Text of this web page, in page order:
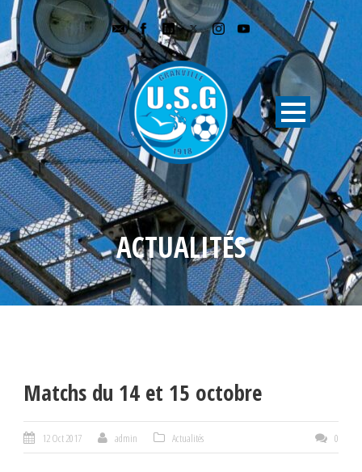
ACTUALITÉS
Matchs du 14 et 15 octobre
12 Oct 2017 admin Actualités 0